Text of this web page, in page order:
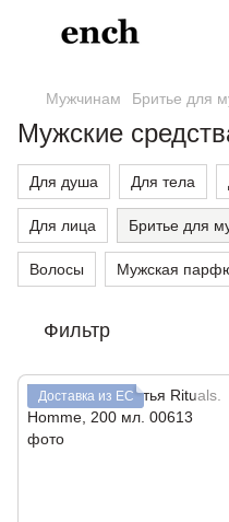
Мужчинам Бритье для
Мужские
Для душа Для тела
Для лица Бритье для
Волосы Мужская
Фильтр
Доставка из ЕС